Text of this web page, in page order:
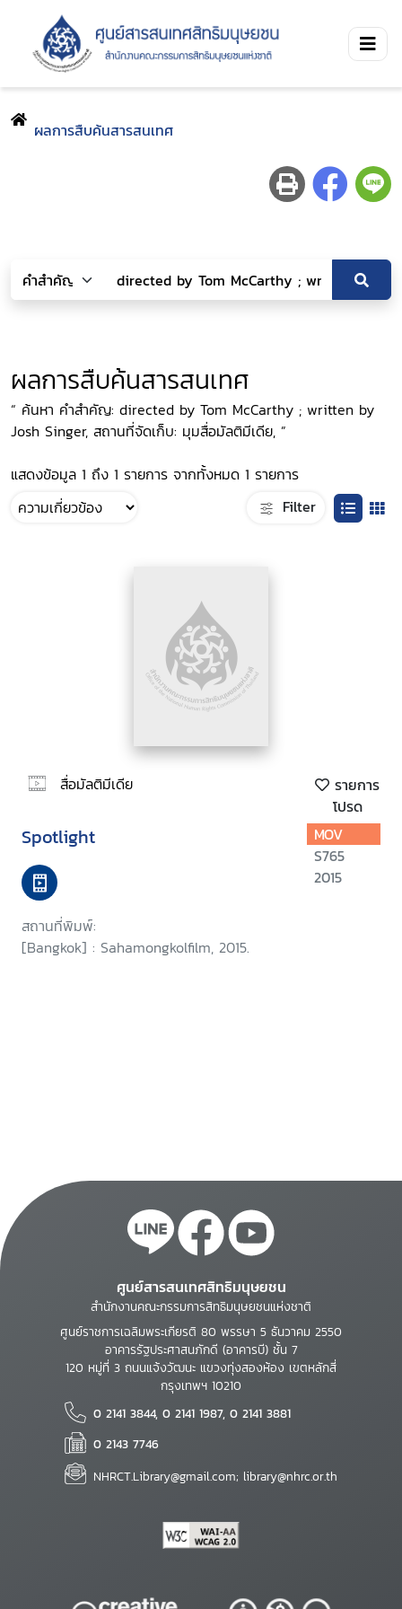
ผลการสืบค้นสารสนเทศ
ผลการสืบค้นสารสนเทศ
“ ค้นหา คำสำคัญ: directed by Tom McCarthy ; written by
Josh Singer, สถานที่จัดเก็บ: มุมสื่อมัลติมีเดีย, ”
แสดงข้อมูล 1 ถึง 1 รายการ จากทั้งหมด 1 รายการ
Filter
สื่อมัลติมีเดีย
รายการ
โปรด
Spotlight
สถานที่พิมพ์:
[Bangkok] : Sahamongkolfilm, 2015.
MOV
S765
2015
ศูนย์สารสนเทศสิทธิมนุษยชน
สำนักงานคณะกรรมการสิทธิมนุษยชนแห่งชาติ
ศูนย์ราชการเฉลิมพระเกียรติ 80 พรรษา 5 ธันวาคม 2550
อาคารรัฐประศาสนภักดี (อาคารบี) ชั้น 7
120 หมู่ที่ 3 ถนนแจ้งวัฒนะ แขวงทุ่งสองห้อง เขตหลักสี่
กรุงเทพฯ 10210
0 2141 3844, 0 2141 1987, 0 2141 3881
0 2143 7746
NHRCT.Library@gmail.com; library@nhrc.or.th